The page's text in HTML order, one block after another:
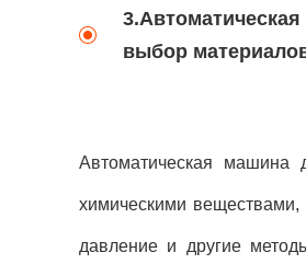
выбор
Автоматическая машина
химическими
давление и другие